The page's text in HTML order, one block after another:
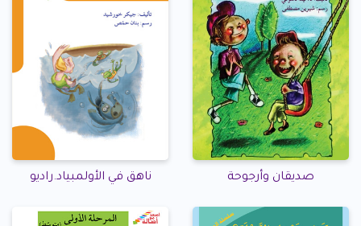
صديقان وأرجوحة ناهق في الأولمبياد.راديو